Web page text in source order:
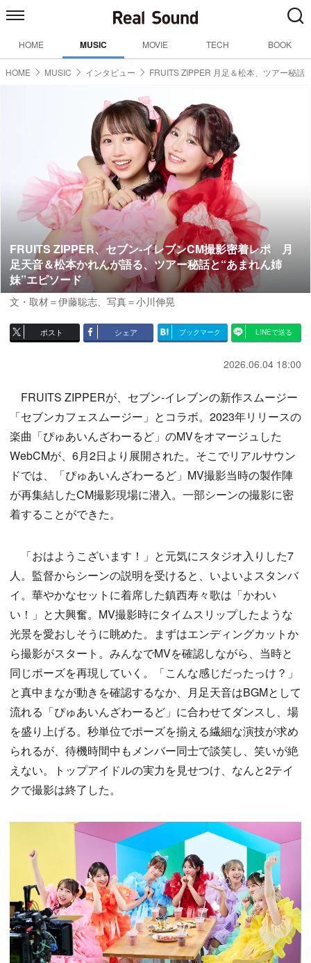
HOME MUSIC MOVIE TECH BOOK
HOME MUSIC インタビュー FRUITS ZIPPER 月足＆松本、ツアー秘話
FRUITS ZIPPER、セブン‐イレブンCM撮影密着レポ 月
足天音＆松本かれんが語る、ツアー秘話と“あまれん姉
妹”エピソード
文・取材＝伊藤聡志、 写真＝小川伸晃
ポスト シェア ブックマーク LINEで送る
2026.06.04 18:00
FRUITS ZIPPERが、セブン‐イレブンの新作スムージー
「セブンカフェスムージー」とコラボ。2023年リリースの
楽曲「ぴゅあいんざわーるど」のMVをオマージュした
WebCMが、6月2日より展開された。そこでリアルサウン
ドでは、「ぴゅあいんざわーるど」MV撮影当時の製作陣
が再集結したCM撮影現場に潜入。一部シーンの撮影に密
着することができた。
「おはようこざいます！」と元気にスタジオ入りした7
人。監督からシーンの説明を受けると、いよいよスタンバ
イ。華やかなセットに着席した鎮西寿々歌は「かわい
い！」と大興奮。MV撮影時にタイムスリップしたような
光景を愛おしそうに眺めた。まずはエンディングカットか
ら撮影がスタート。みんなでMVを確認しながら、当時と
同じポーズを再現していく。「こんな感じだったっけ？」
と真中まなが動きを確認するなか、月足天音はBGMとして
流れる「ぴゅあいんざわーるど」に合わせてダンスし、場
を盛り上げる。秒単位でポーズを揃える繊細な演技が求め
られるが、待機時間中もメンバー同士で談笑し、笑いが絶
えない。トップアイドルの実力を見せつけ、なんと2テイ
クで撮影は終了した。